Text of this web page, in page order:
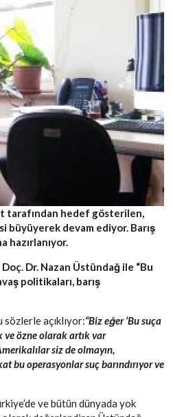
tarafından hedef gösterilen,
büyüyerek devam ediyor. Barış
hazırlanıyor.
Dr. Nazan Üstündağ ile “Bu
politikaları, barış
sözlerle açıklıyor:“Biz eğer ‘Bu suça
özne olarak artık var
siz de olmayın,
bu operasyonlar suç barındırıyor ve
ve bütün dünyada yok